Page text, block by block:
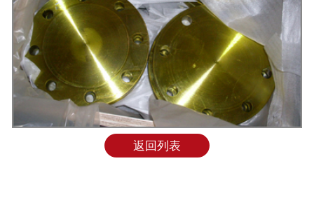
生产车间
包装运输
联系我们
返回列表